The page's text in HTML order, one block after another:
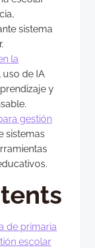
sistema
la
de IA
y
gestión
sistemas
de primaria
escolar